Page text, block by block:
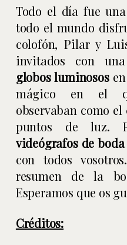
Todo el día fue
todo el mundo
colofón, Pilar y
invitados con una
globos luminososen
mágico en el
observaban como
puntos de luz.
videógrafos de boda
con todos
resumen de la
Esperamos que os
Créditos: